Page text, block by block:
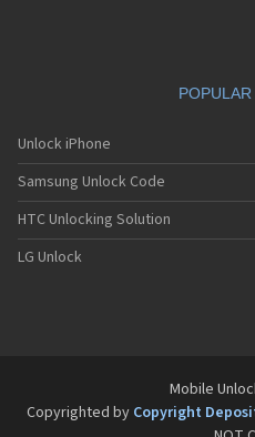
Sagem MW959 GPRS
Sagem MW979
Sagem MW979 GPRS
Sagem my100x
Sagem my101X
Sagem my150X
Sagem my212x
Unlock iPhone
Samsung Unlock Code
HTC Unlocking Solution
LG Unlock
Mobile
Copyrighted by Copyright